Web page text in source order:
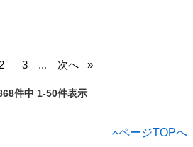
2 3 ... 次へ
件中 1-50件表示
ページTOPへ